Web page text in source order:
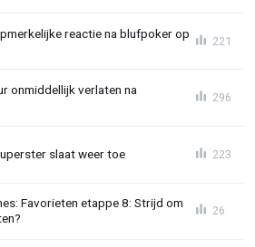
reactie na blufpoker op
221
onmiddellijk verlaten na
296
slaat weer toe 223
Favorieten etappe 8: Strijd om
26